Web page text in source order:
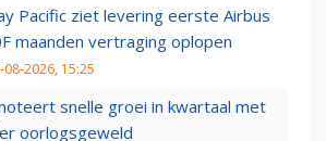
Pacific ziet levering eerste Airbus
maanden vertraging oplopen
08-2026, 15:25
snelle groei in kwartaal met
oorlogsgeweld